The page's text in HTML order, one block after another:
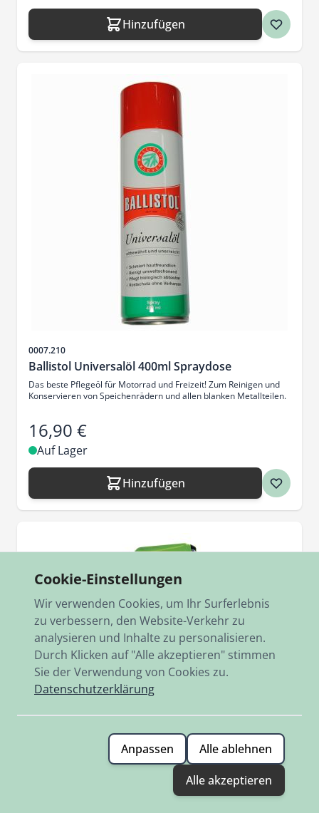
Hinzufügen
Artikelnr.
0007.210
Ballistol Universalöl 400ml Spraydose
Das beste Pflegeöl für Motorrad und Freizeit! Zum Reinigen und
Konservieren von Speichenrädern und allen blanken Metallteilen.
16,90 €
Auf Lager
Hinzufügen
Cookie-Einstellungen
Wir verwenden Cookies, um Ihr Surferlebnis
zu verbessern, den Website-Verkehr zu
analysieren und Inhalte zu personalisieren.
Durch Klicken auf "Alle akzeptieren" stimmen
Sie der Verwendung von Cookies zu.
Datenschutzerklärung
Anpassen
Alle ablehnen
Alle akzeptieren